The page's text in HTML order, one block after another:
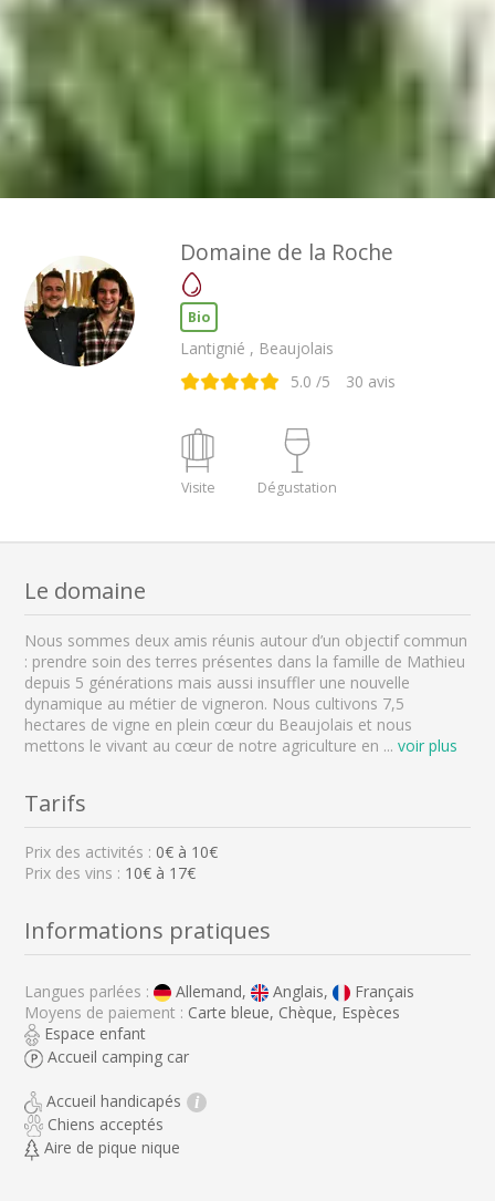
Domaine de la Roche
Bio
Lantignié , Beaujolais
5.0 /5 30 avis
Visite Dégustation
Le domaine
Nous sommes deux amis réunis autour d’un objectif commun
: prendre soin des terres présentes dans la famille de Mathieu
depuis 5 générations mais aussi insuffler une nouvelle
dynamique au métier de vigneron. Nous cultivons 7,5
hectares de vigne en plein cœur du Beaujolais et nous
mettons le vivant au cœur de notre agriculture en ... voir plus
Tarifs
Prix des activités : 0€ à 10€
Prix des vins : 10€ à 17€
Informations pratiques
Langues parlées : Allemand, Anglais,
Français
Moyens de paiement : Carte bleue, Chèque, Espèces
Espace enfant
Accueil camping car
Accueil handicapés i
Chiens acceptés
Aire de pique nique